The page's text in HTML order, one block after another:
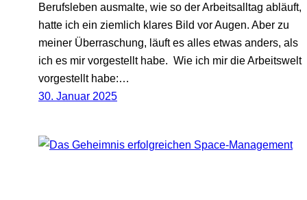
Berufsleben ausmalte, wie so der Arbeitsalltag abläuft,
hatte ich ein ziemlich klares Bild vor Augen. Aber zu
meiner Überraschung, läuft es alles etwas anders, als
ich es mir vorgestellt habe. Wie ich mir die Arbeitswelt
vorgestellt habe:…
30. Januar 2025